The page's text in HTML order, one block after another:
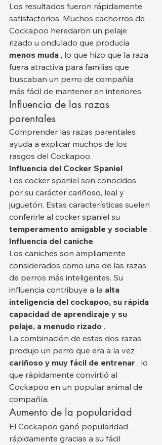
Los resultados fueron rápidamente
satisfactorios. Muchos cachorros de
Cockapoo heredaron un pelaje
rizado u ondulado que producía
menos muda , lo que hizo que la raza
fuera atractiva para familias que
buscaban un perro de compañía
más fácil de mantener en interiores.
Influencia de las razas
parentales
Comprender las razas parentales
ayuda a explicar muchos de los
rasgos del Cockapoo.
Influencia del Cocker Spaniel
Los cocker spaniel son conocidos
por su carácter cariñoso, leal y
juguetón. Estas características suelen
conferirle al cocker spaniel su
temperamento amigable y sociable .
Influencia del caniche
Los caniches son ampliamente
considerados como una de las razas
de perros más inteligentes. Su
influencia contribuye a la alta
inteligencia del cockapoo, su rápida
capacidad de aprendizaje y su
pelaje, a menudo rizado .
La combinación de estas dos razas
produjo un perro que era a la vez
cariñoso y muy fácil de entrenar , lo
que rápidamente convirtió al
Cockapoo en un popular animal de
compañía.
Aumento de la popularidad
El Cockapoo ganó popularidad
rápidamente gracias a su fácil